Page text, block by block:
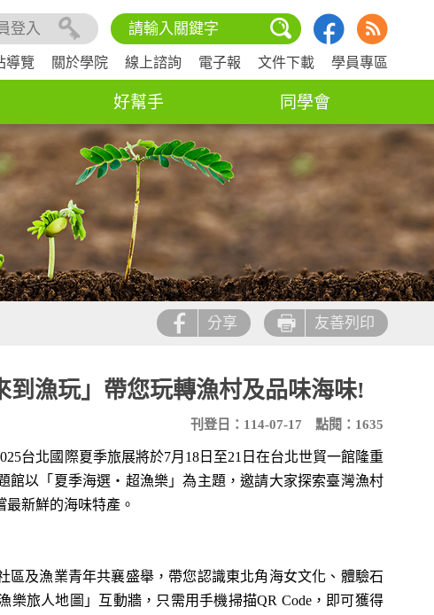
登入
導覽 關於學院 線上諮詢 電子報 文件下載 學員專區
好幫手 同學會
友善列印
分享
到漁玩」帶您玩轉漁村及品味海味!
刊登日：114-07-17 點閱：1635
台北國際夏季旅展將於7月18日至21日在台北世貿一館隆重
館以「夏季海選‧超漁樂」為主題，邀請大家探索臺灣漁村
新鮮的海味特產。
及漁業青年共襄盛舉，帶您認識東北角海女文化、體驗石
樂旅人地圖」互動牆，只需用手機掃描QR Code，即可獲得